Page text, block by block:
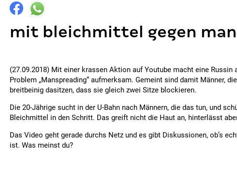
mit bleichmittel gegen
(27.09.2018) Mit einer krassen Aktion auf Youtube macht eine Russin
Problem „Manspreading“ aufmerksam. Gemeint sind damit Männer,
breitbeinig dasitzen, dass sie gleich zwei Sitze blockieren.
Die 20-Jährige sucht in der U-Bahn nach Männern, die das tun, und
Bleichmittel in den Schritt. Das greift nicht die Haut an, hinterlässt
Das Video geht gerade durchs Netz und es gibt Diskussionen, ob’s
ist. Was meinst du?